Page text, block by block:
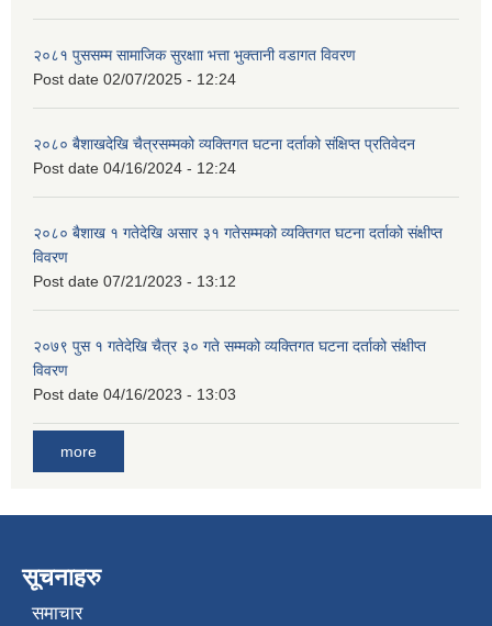
२०८१ पुससम्म सामाजिक सुरक्षाा भत्ता भुक्तानी वडागत विवरण
Post date 02/07/2025 - 12:24
२०८० बैशाखदेखि चैत्रसम्मको व्यक्तिगत घटना दर्ताको संक्षिप्त प्रतिवेदन
Post date 04/16/2024 - 12:24
२०८० बैशाख १ गतेदेखि असार ३१ गतेसम्मको व्यक्तिगत घटना दर्ताको संक्षीप्त
विवरण
Post date 07/21/2023 - 13:12
२०७९ पुस १ गतेदेखि चैत्र ३० गते सम्मको व्यक्तिगत घटना दर्ताको संक्षीप्त
विवरण
Post date 04/16/2023 - 13:03
more
सूचनाहरु
समाचार